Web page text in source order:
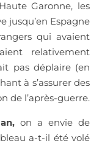
Garonne, les
jusqu’en Espagne
qui avaient
relativement
pas déplaire (en
à s’assurer des
de l’après-guerre.
on a envie de
a-t-il été volé